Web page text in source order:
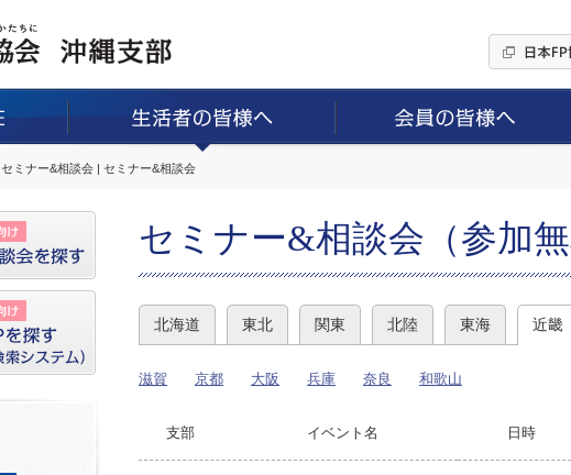
セミナー&相談会 | セミナー&相談会
セミナー&相談会（参加無
北海道 東北 関東 北陸 東海 近畿
滋賀 京都 大阪 兵庫 奈良 和歌山
支部 イベント名 日時